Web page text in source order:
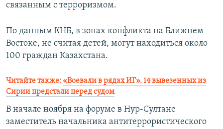
связанным с терроризмом.
По данным КНБ, в зонах конфликта на Ближнем
Востоке, не считая детей, могут находиться около
100 граждан Казахстана.
Читайте также: «Воевали в рядах ИГ». 14 вывезенных из
Сирии предстали перед судом
В начале ноября на форуме в Нур-Султане
заместитель начальника антитеррористического